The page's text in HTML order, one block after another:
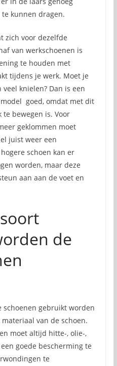
kunnen dragen.
zich voor dezelfde
van werkschoenen is
te houden met
tijdens je werk. Moet je
knielen? Dan is een
goed, omdat met dit
te bewegen is. Voor
geklommen moet
juist weer een
schoen kan er
worden, maar deze
aan aan de voet en
de
schoenen gebruikt worden
van de schoen.
moet altijd hitte-, olie-,
goede bescherming te
te